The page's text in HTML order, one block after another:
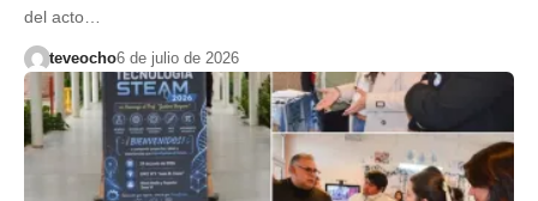
del acto…
teveocho6 de julio de 2026